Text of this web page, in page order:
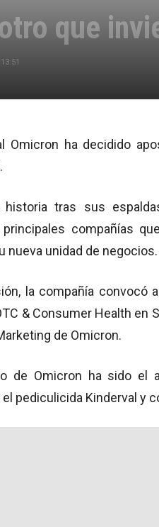
que
Omicron ha decidido
tras sus
compañías
nueva unidad de negocios.
la compañía convocó
& Consumer Health en
de Omicron.
de Omicron ha sido el
pediculicida Kinderval y